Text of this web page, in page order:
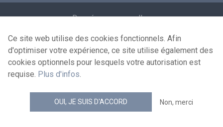
Données personnelles
Conditions de réutilisation
Contactez-nous
news.belgium flux RSS
© 2026 - news.belgium.be
Ce site web utilise des cookies fonctionnels. Afin
d'optimiser votre expérience, ce site utilise également des
cookies optionnels pour lesquels votre autorisation est
requise. Plus d'infos.
OUI, JE SUIS D'ACCORD Non, merci